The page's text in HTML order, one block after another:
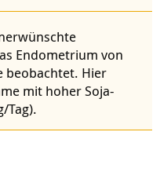
Endometrium von
beobachtet. Hier
mit hoher Soja-
Tag).